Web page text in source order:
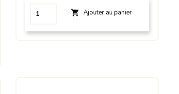
 Ajouter au panier